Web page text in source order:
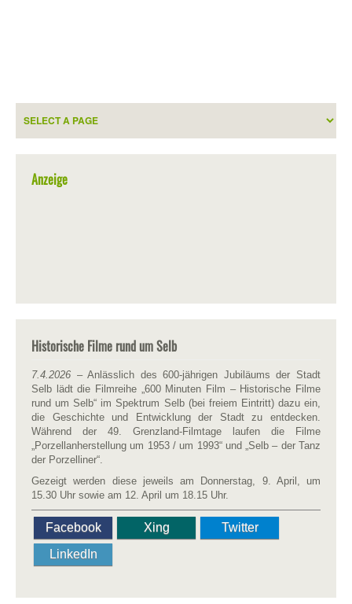
Anzeige
Historische Filme rund um Selb
7.4.2026 – Anlässlich des 600-jährigen Jubiläums der Stadt
Selb lädt die Filmreihe „600 Minuten Film – Historische Filme
rund um Selb“ im Spektrum Selb (bei freiem Eintritt) dazu ein,
die Geschichte und Entwicklung der Stadt zu entdecken.
Während der 49. Grenzland-Filmtage laufen die Filme
„Porzellanherstellung um 1953 / um 1993“ und „Selb – der Tanz
der Porzelliner“.
Gezeigt werden diese jeweils am Donnerstag, 9. April, um
15.30 Uhr sowie am 12. April um 18.15 Uhr.
Facebook Xing
Twitter
LinkedIn